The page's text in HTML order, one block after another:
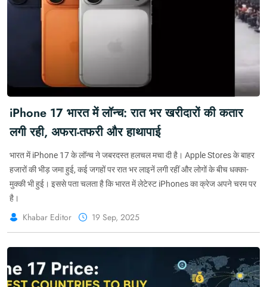
iPhone 17 भारत में लॉन्च: रात भर खरीदारों की कतार
लगी रही, अफरा-तफरी और हाथापाई
भारत में iPhone 17 के लॉन्च ने जबरदस्त हलचल मचा दी है। Apple Stores के बाहर
हजारों की भीड़ जमा हुई, कई जगहों पर रात भर लाइनें लगी रहीं और लोगों के बीच धक्का-
मुक्की भी हुई। इससे पता चलता है कि भारत में लेटेस्ट iPhones का क्रेज अपने चरम पर
है।
Khabar Editor 19 Sep, 2025